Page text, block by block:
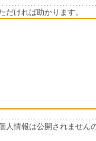
ければ助かります。
人情報は公開されません